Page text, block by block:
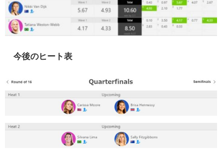
今後のヒート表